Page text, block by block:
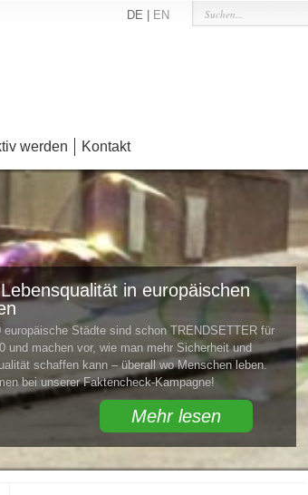
werden Kontakt
DE | EN
in europäischen
europäische Städte sind schon TRENDSETTER für
und machen vor, wie man mehr Sicherheit und
schaffen kann – überall wo Menschen leben.
bei unserer Faktencheck-Kampagne!
Mehr lesen